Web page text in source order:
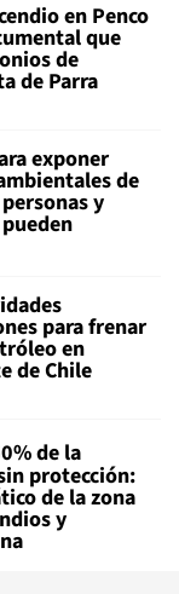
en Penco
que
de
de Parra
exponer
de
y
para frenar
en
de Chile
de la
protección:
de la zona
y